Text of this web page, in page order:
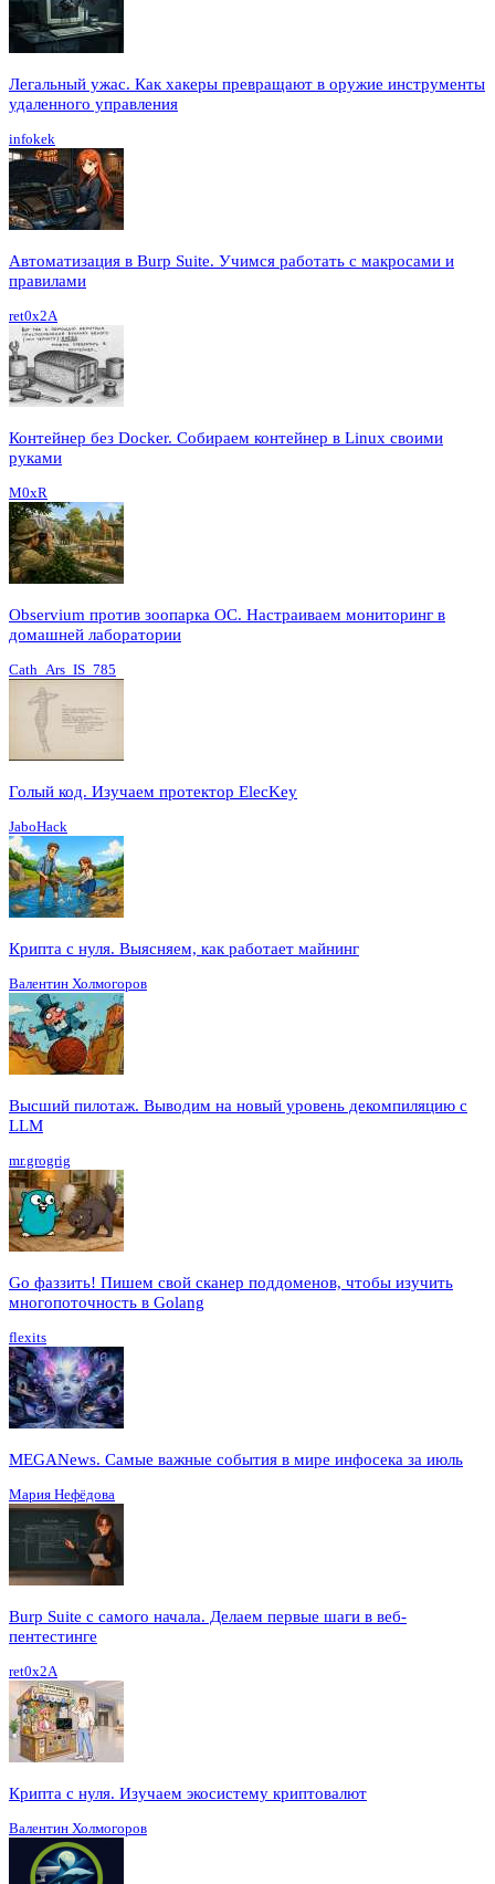
Легальный ужас. Как хакеры превращают в оружие инструменты
удаленного управления
infokek
Автоматизация в Burp Suite. Учимся работать с макросами и
правилами
ret0x2A
Контейнер без Docker. Собираем контейнер в Linux своими
руками
M0xR
Observium против зоопарка ОС. Настраиваем мониторинг в
домашней лаборатории
Cath_Ars_IS_785
Голый код. Изучаем протектор ElecKey
JaboHack
Крипта с нуля. Выясняем, как работает майнинг
Валентин Холмогоров
Высший пилотаж. Выводим на новый уровень декомпиляцию с
LLM
mr.grogrig
Go фаззить! Пишем свой сканер поддоменов, чтобы изучить
многопоточность в Golang
flexits
MEGANews. Cамые важные события в мире инфосека за июль
Мария Нефёдова
Burp Suite с самого начала. Делаем первые шаги в веб-
пентестинге
ret0x2A
Крипта с нуля. Изучаем экосистему криптовалют
Валентин Холмогоров